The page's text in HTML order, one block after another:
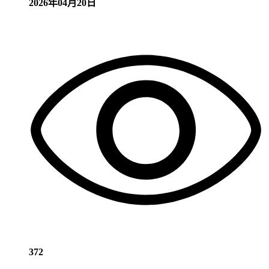
2026年04月20日
372